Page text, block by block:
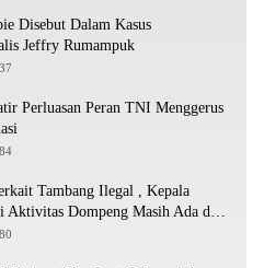
Disebut Dalam Kasus
Jeffry Rumampuk
Perluasan Peran TNI Menggerus
Tambang Ilegal , Kepala
Aktivitas Dompeng Masih Ada di